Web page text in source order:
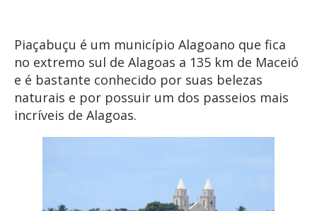
Piaçabuçu é um município Alagoano que fica
no extremo sul de Alagoas a 135 km de Maceió
e é bastante conhecido por suas belezas
naturais e por possuir um dos passeios mais
incríveis de Alagoas.